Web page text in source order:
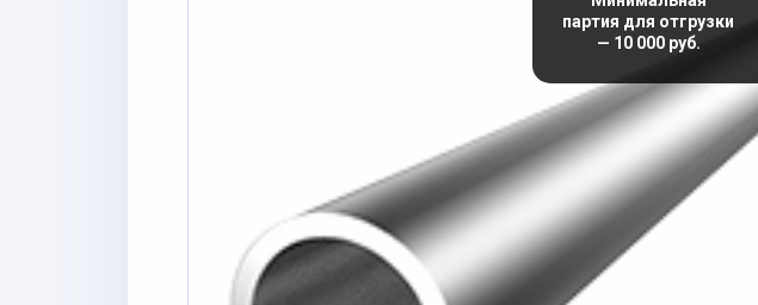
партия для отгрузки
— 10 000 руб.